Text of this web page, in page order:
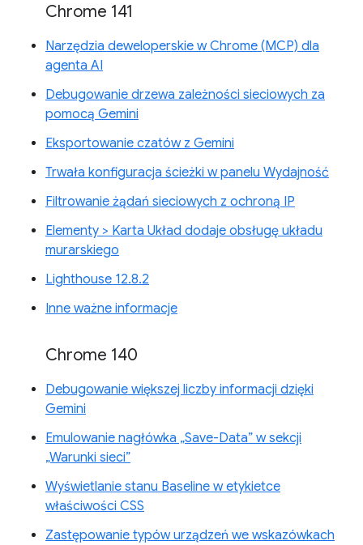
Chrome 141
Narzędzia deweloperskie w Chrome (MCP) dla
agenta AI
Debugowanie drzewa zależności sieciowych za
pomocą Gemini
Eksportowanie czatów z Gemini
Trwała konfiguracja ścieżki w panelu Wydajność
Filtrowanie żądań sieciowych z ochroną IP
Elementy > Karta Układ dodaje obsługę układu
murarskiego
Lighthouse 12.8.2
Inne ważne informacje
Chrome 140
Debugowanie większej liczby informacji dzięki
Gemini
Emulowanie nagłówka „Save-Data” w sekcji
„Warunki sieci”
Wyświetlanie stanu Baseline w etykietce
właściwości CSS
Zastępowanie typów urządzeń we wskazówkach